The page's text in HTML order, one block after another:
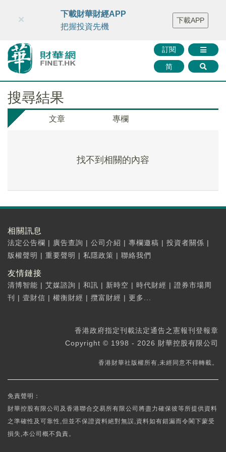
財華智庫網 FINTV FINMETA 財華證券 媒體矩陣
智庫沙龍
聯絡我們
訂閱
简
×
下載財華財經APP
把握投資先機
下載APP
搜尋結果
文章 專欄
找不到相關的內容
相關訊息
法定公告欄 | 廣告查詢 | 公司介紹 | 專欄邀稿 | 投資者關係 |
版權聲明 | 重要聲明 | 私隱政策 | 聯絡我們
友情鏈接
清博智能 | 艾媒諮詢 | 和訊 | 新時空 | 時代財經 | 證券市場周
刊
| 壹財信 | 權衡財經 | 攬富財經 | 更多...
香港政府指定刊載法定通告之憲報刊登報章
Copyright © 1998 - 2026 財華控股有限公司
香港財華社版權所有,未經同意不得轉載。
免責聲明：
財華控股有限公司及香港聯合交易所有限公司將盡力確保彼等所提供資料
之準確性及可靠性,但並不保證資料絕對無誤,資料如有錯漏而令閣下蒙受
損失,本公司概不負責。